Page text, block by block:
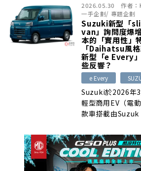
2026.05.30 作者：
一手企劃/ 專題企劃
Suzuki新型「
van」詢問度爆
本的「實用性」
「Daihatsu風
新型「e Every
些反響？
e Every
Suzuki於2026年
輕型商用EV（電
款車搭載由